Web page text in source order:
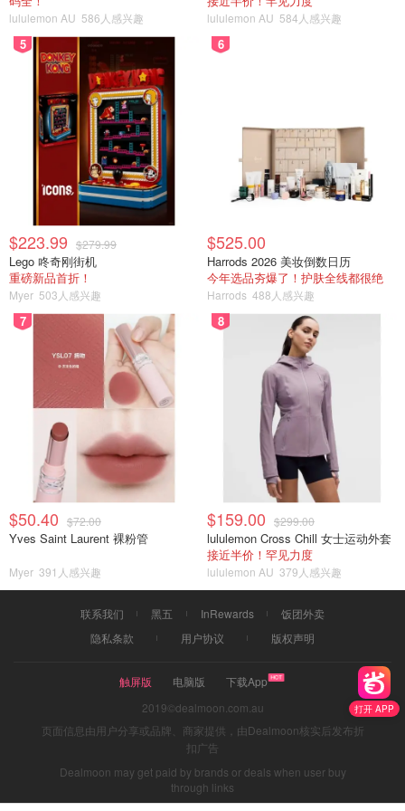
打开 APP
lululemon AU 586人感兴趣 lululemon AU 584人感兴趣
5
$223.99 $279.99
Lego 咚奇刚街机
重磅新品首折！
Myer 503人感兴趣
6
$525.00
Harrods 2026 美妆倒数日历
今年选品夯爆了！护肤全线都很绝
Harrods 488人感兴趣
7
$50.40 $72.00
Yves Saint Laurent 裸粉管
Myer 391人感兴趣
8
$159.00 $299.00
lululemon Cross Chill 女士运动外套
接近半价！罕见力度
lululemon AU 379人感兴趣
联系我们 黑五 InRewards
饭团外卖
隐私条款
用户协议 版权声明
触屏版 电脑版
下载App
2019©dealmoon.com.au
页面信息由用户分享或品牌、商家提供，由Dealmoon核实后发布折
扣广告
Dealmoon may get paid by brands or deals when user buy
through links